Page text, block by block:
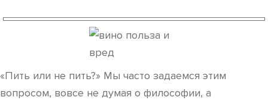
«Пить или не пить?» Мы часто задаемся этим
вопросом, вовсе не думая о философии, а